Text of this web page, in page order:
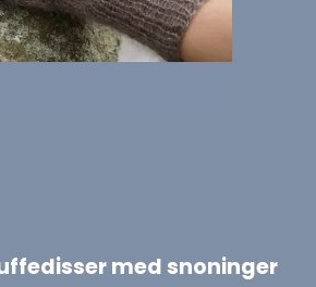
med snoninger